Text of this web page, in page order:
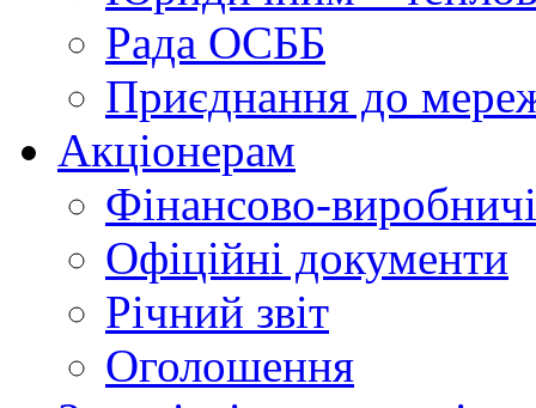
Рада ОСББ
Приєднання до
Акціонерам
Фінансово-
Офіційні документи
Річний звіт
Оголошення